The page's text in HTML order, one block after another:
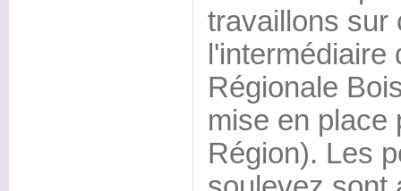
travaillons sur
l'intermédiaire
Régionale
mise en place
Région). Les